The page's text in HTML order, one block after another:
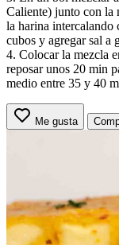
Caliente) junto con la
la harina intercalando
cubos y agregar sal a
4. Colocar la mezcla
reposar unos 20 min
medio entre 35 y 40
Me gusta